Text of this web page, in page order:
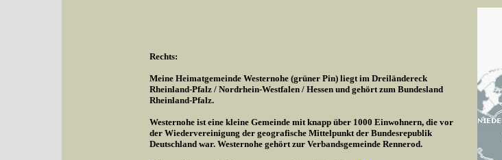
Rechts:
Meine Heimatgemeinde Westernohe (grüner Pin) liegt im Dreiländereck
Rheinland-Pfalz / Nordrhein-Westfalen / Hessen und gehört zum Bundesland
Rheinland-Pfalz.
Westernohe ist eine kleine Gemeinde mit knapp über 1000 Einwohnern, die vor
der Wiedervereinigung der geografische Mittelpunkt der Bundesrepublik
Deutschland war. Westernohe gehört zur Verbandsgemeinde Rennerod.